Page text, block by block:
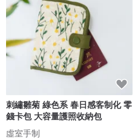
刺繡雛菊 綠色系 春日感客制化 零
錢卡包 大容量護照收納包
虛室手制